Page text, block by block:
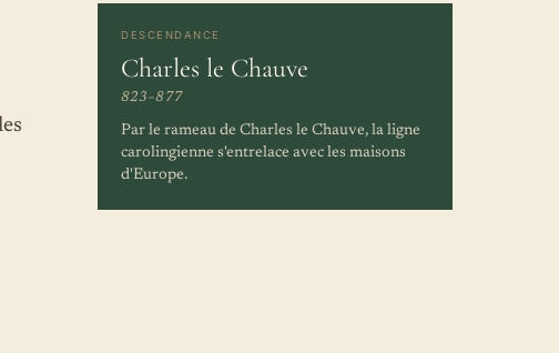
DESCENDANCE
Charles le Chauve
823–877
Par le rameau de Charles le Chauve, la ligne
carolingienne s'entrelace avec les maisons
d'Europe.